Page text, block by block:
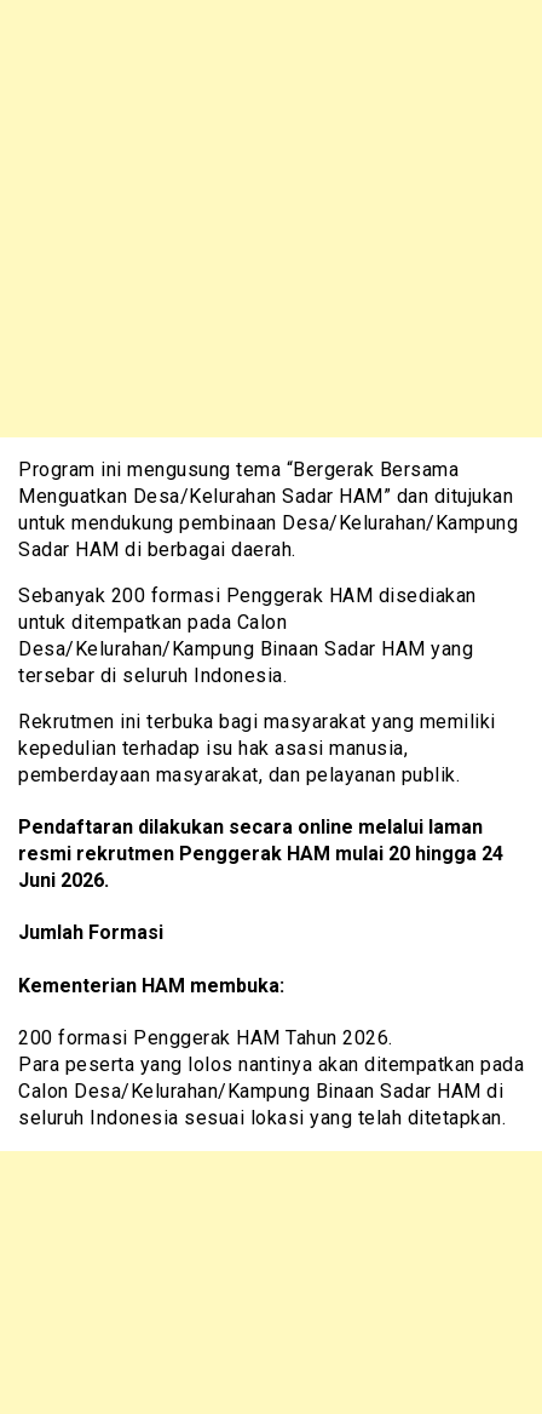
Program ini mengusung tema “Bergerak Bersama
Menguatkan Desa/Kelurahan Sadar HAM” dan ditujukan
untuk mendukung pembinaan Desa/Kelurahan/Kampung
Sadar HAM di berbagai daerah.
Sebanyak 200 formasi Penggerak HAM disediakan
untuk ditempatkan pada Calon
Desa/Kelurahan/Kampung Binaan Sadar HAM yang
tersebar di seluruh Indonesia.
Rekrutmen ini terbuka bagi masyarakat yang memiliki
kepedulian terhadap isu hak asasi manusia,
pemberdayaan masyarakat, dan pelayanan publik.
Pendaftaran dilakukan secara online melalui laman
resmi rekrutmen Penggerak HAM mulai 20 hingga 24
Juni 2026.
Jumlah Formasi
Kementerian HAM membuka:
200 formasi Penggerak HAM Tahun 2026.
Para peserta yang lolos nantinya akan ditempatkan pada
Calon Desa/Kelurahan/Kampung Binaan Sadar HAM di
seluruh Indonesia sesuai lokasi yang telah ditetapkan.